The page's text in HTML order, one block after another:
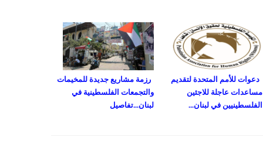
رزمة مشاريع جديدة للمخيمات
والتجمعات الفلسطينية في
لبنان...تفاصيل
دعوات للأمم المتحدة لتقديم
مساعدات عاجلة للاجئين
الفلسطينيين في لبنان...